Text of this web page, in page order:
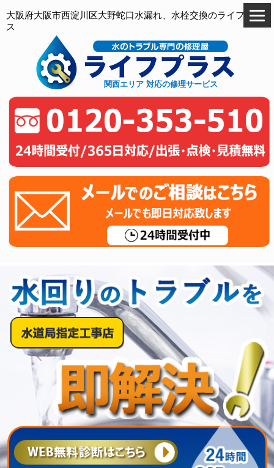
大阪府大阪市西淀川区大野蛇口水漏れ、水栓交換のライフプラ
ス
関西エリア 対応の修理サービス